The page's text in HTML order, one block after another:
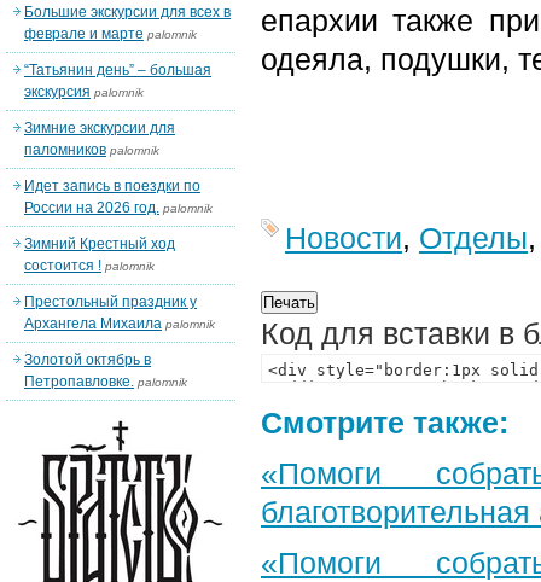
епархии также
одеяла, подушки,
Новости, Отделы
Код для вставки в
Смотрите также:
«Помоги
«Помоги
Большие экскурсии для всех в
феврале и марте palomnik
“Татьянин день” – большая
экскурсия palomnik
Зимние экскурсии для
паломников palomnik
Идет запись в поездки по
России на 2026 год. palomnik
Зимний Крестный ход
состоится ! palomnik
Престольный праздник у
Архангела Михаила palomnik
Золотой октябрь в
Петропавловке. palomnik